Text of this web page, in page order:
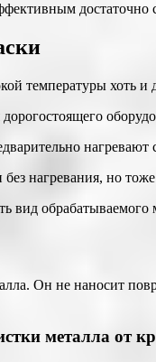
достаточно
температуры хоть
нагревания, но
вид
Он не наносит
металла от